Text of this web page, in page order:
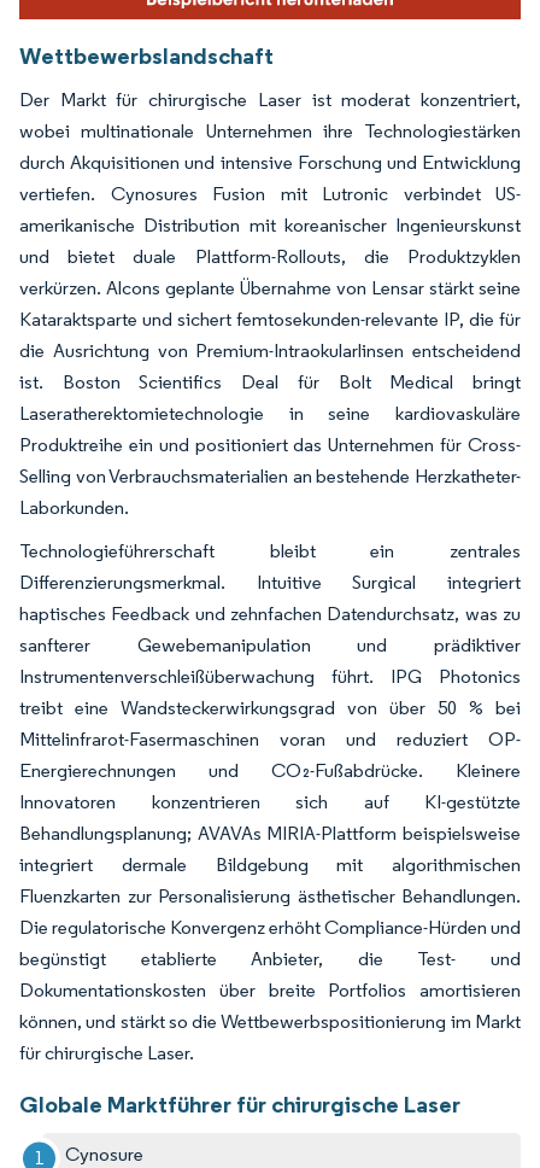
Wettbewerbslandschaft
Der Markt für chirurgische Laser ist moderat konzentriert,
wobei multinationale Unternehmen ihre Technologiestärken
durch Akquisitionen und intensive Forschung und Entwicklung
vertiefen. Cynosures Fusion mit Lutronic verbindet US-
amerikanische Distribution mit koreanischer Ingenieurskunst
und bietet duale Plattform-Rollouts, die Produktzyklen
verkürzen. Alcons geplante Übernahme von Lensar stärkt seine
Kataraktsparte und sichert femtosekunden-relevante IP, die für
die Ausrichtung von Premium-Intraokularlinsen entscheidend
ist. Boston Scientifics Deal für Bolt Medical bringt
Laseratherektomietechnologie in seine kardiovaskuläre
Produktreihe ein und positioniert das Unternehmen für Cross-
Selling von Verbrauchsmaterialien an bestehende Herzkatheter-
Laborkunden.
Technologieführerschaft bleibt ein zentrales
Differenzierungsmerkmal. Intuitive Surgical integriert
haptisches Feedback und zehnfachen Datendurchsatz, was zu
sanfterer Gewebemanipulation und prädiktiver
Instrumentenverschleißüberwachung führt. IPG Photonics
treibt eine Wandsteckerwirkungsgrad von über 50 % bei
Mittelinfrarot-Fasermaschinen voran und reduziert OP-
Energierechnungen und CO₂-Fußabdrücke. Kleinere
Innovatoren konzentrieren sich auf KI-gestützte
Behandlungsplanung; AVAVAs MIRIA-Plattform beispielsweise
integriert dermale Bildgebung mit algorithmischen
Fluenzkarten zur Personalisierung ästhetischer Behandlungen.
Die regulatorische Konvergenz erhöht Compliance-Hürden und
begünstigt etablierte Anbieter, die Test- und
Dokumentationskosten über breite Portfolios amortisieren
können, und stärkt so die Wettbewerbspositionierung im Markt
für chirurgische Laser.
Globale Marktführer für chirurgische Laser
Cynosure